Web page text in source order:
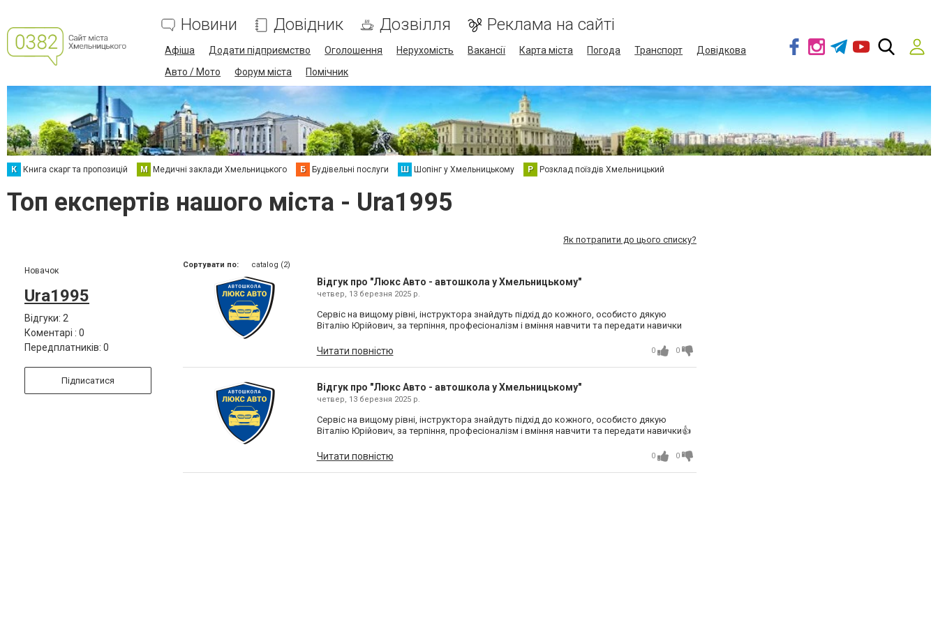
Новини Довідник Дозвілля Реклама на сайті
Афіша Додати підприємство Оголошення Нерухомість Вакансії Карта міста Погода Транспорт
Довідкова
Авто / Мото
Форум міста Помічник
К Книга скарг та пропозицій М Медичні заклади Хмельницького Б Будівельні послуги Ш Шопінг у Хмельницькому Р Розклад поїздів Хмельницький
Топ експертів нашого міста - Ura1995
Як потрапити до цього списку?
Новачок
Ura1995
Відгуки: 2
Коментарі : 0
Передплатників: 0
Підписатися
Сортувати по: catalog (2)
Відгук про "Люкс Авто - автошкола у Хмельницькому"
четвер, 13 березня 2025 р.
Сервіс на вищому рівні, інструктора знайдуть підхід до кожного, особисто дякую
Віталію Юрійович, за терпіння, професіоналізм і вміння навчити та передати навички
Читати повністю 0 0
Відгук про "Люкс Авто - автошкола у Хмельницькому"
четвер, 13 березня 2025 р.
Сервіс на вищому рівні, інструктора знайдуть підхід до кожного, особисто дякую
Віталію Юрійович, за терпіння, професіоналізм і вміння навчити та передати навички👍
Читати повністю 0 0